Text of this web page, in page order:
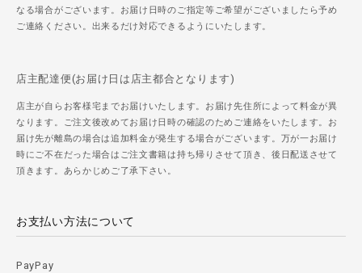
なる場合がございます。お届け日時のご指定等ご希望がございましたら予め
ご連絡ください。出来るだけ対応できるようにいたします。
店主配達便(お届け日は店主都合となります)
店主が自らお客様宅までお届けいたします。お届け先住所によって料金が異
なります。ご注文後改めてお届け日時の確認のためご連絡をいたします。お
届け先が離島の場合は追加料金が発生する場合がございます。万が一お届け
時にご不在だった場合はご注文書籍は持ち帰りさせて頂き、後日配送させて
頂きます。あらかじめご了承下さい。
お支払い方法について
PayPay